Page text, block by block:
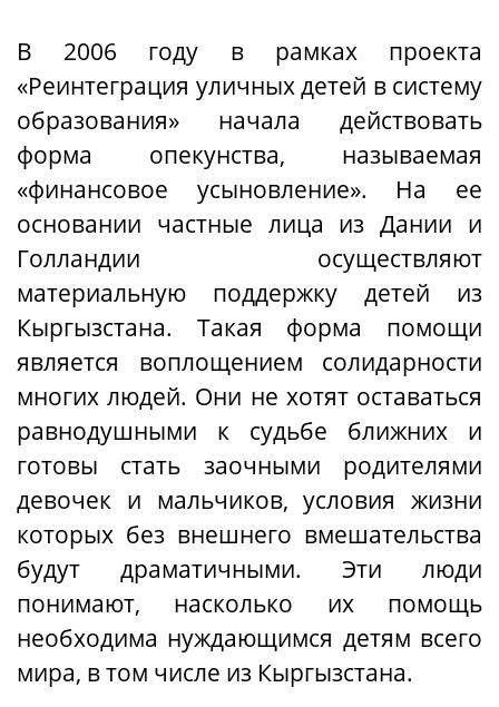
В 2006 году в рамках проекта
«Реинтеграция уличных детей в систему
образования» начала действовать
форма опекунства, называемая
«финансовое усыновление». На ее
основании частные лица из Дании и
Голландии осуществляют
материальную поддержку детей из
Кыргызстана. Такая форма помощи
является воплощением солидарности
многих людей. Они не хотят оставаться
равнодушными к судьбе ближних и
готовы стать заочными родителями
девочек и мальчиков, условия жизни
которых без внешнего вмешательства
будут драматичными. Эти люди
понимают, насколько их помощь
необходима нуждающимся детям всего
мира, в том числе из Кыргызстана.